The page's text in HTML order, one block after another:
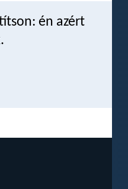
én azért